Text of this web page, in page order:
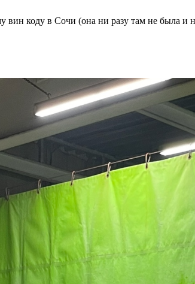
коду в Сочи (она ни разу там не была и